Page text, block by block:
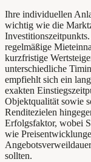
Ihre individuellen
wichtig wie die
regelmäßige
kurzfristige
unterschiedliche
empfiehlt sich ein
exakten
Objektqualität sowie
Renditezielen
Erfolgsfaktor, wobei
wie
sollten.